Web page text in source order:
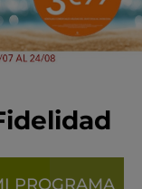
PROGRAMA